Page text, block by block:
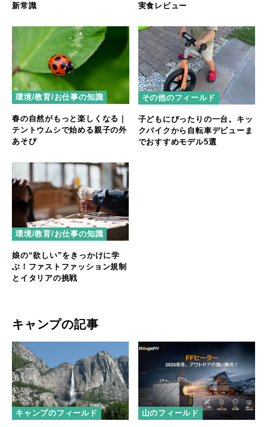
新常識 実食レビュー
環境/教育/お仕事の知識
春の自然がもっと楽しくなる｜
テントウムシで始める親子の外
あそび
その他のフィールド
子どもにぴったりの一台。キッ
クバイクから自転車デビューま
でおすすめモデル5選
環境/教育/お仕事の知識
娘の“欲しい”をきっかけに学
ぶ！ファストファッション規制
とイタリアの挑戦
キャンプの記事
キャンプのフィールド 山のフィールド